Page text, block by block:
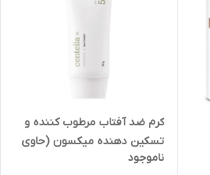
کرم ضد آفتاب مرطوب کننده و
تسکین دهنده میکسون (حاوی
سنتلا) 50گرم
ناموجود